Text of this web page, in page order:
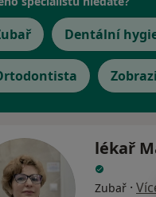
Dentální
lékař
Zubař ·